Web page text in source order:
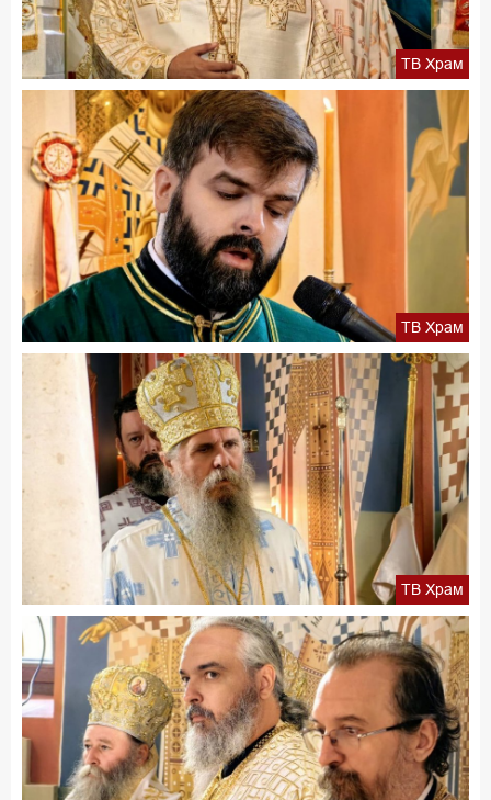
ТВ Храм
ТВ Храм
ТВ Храм